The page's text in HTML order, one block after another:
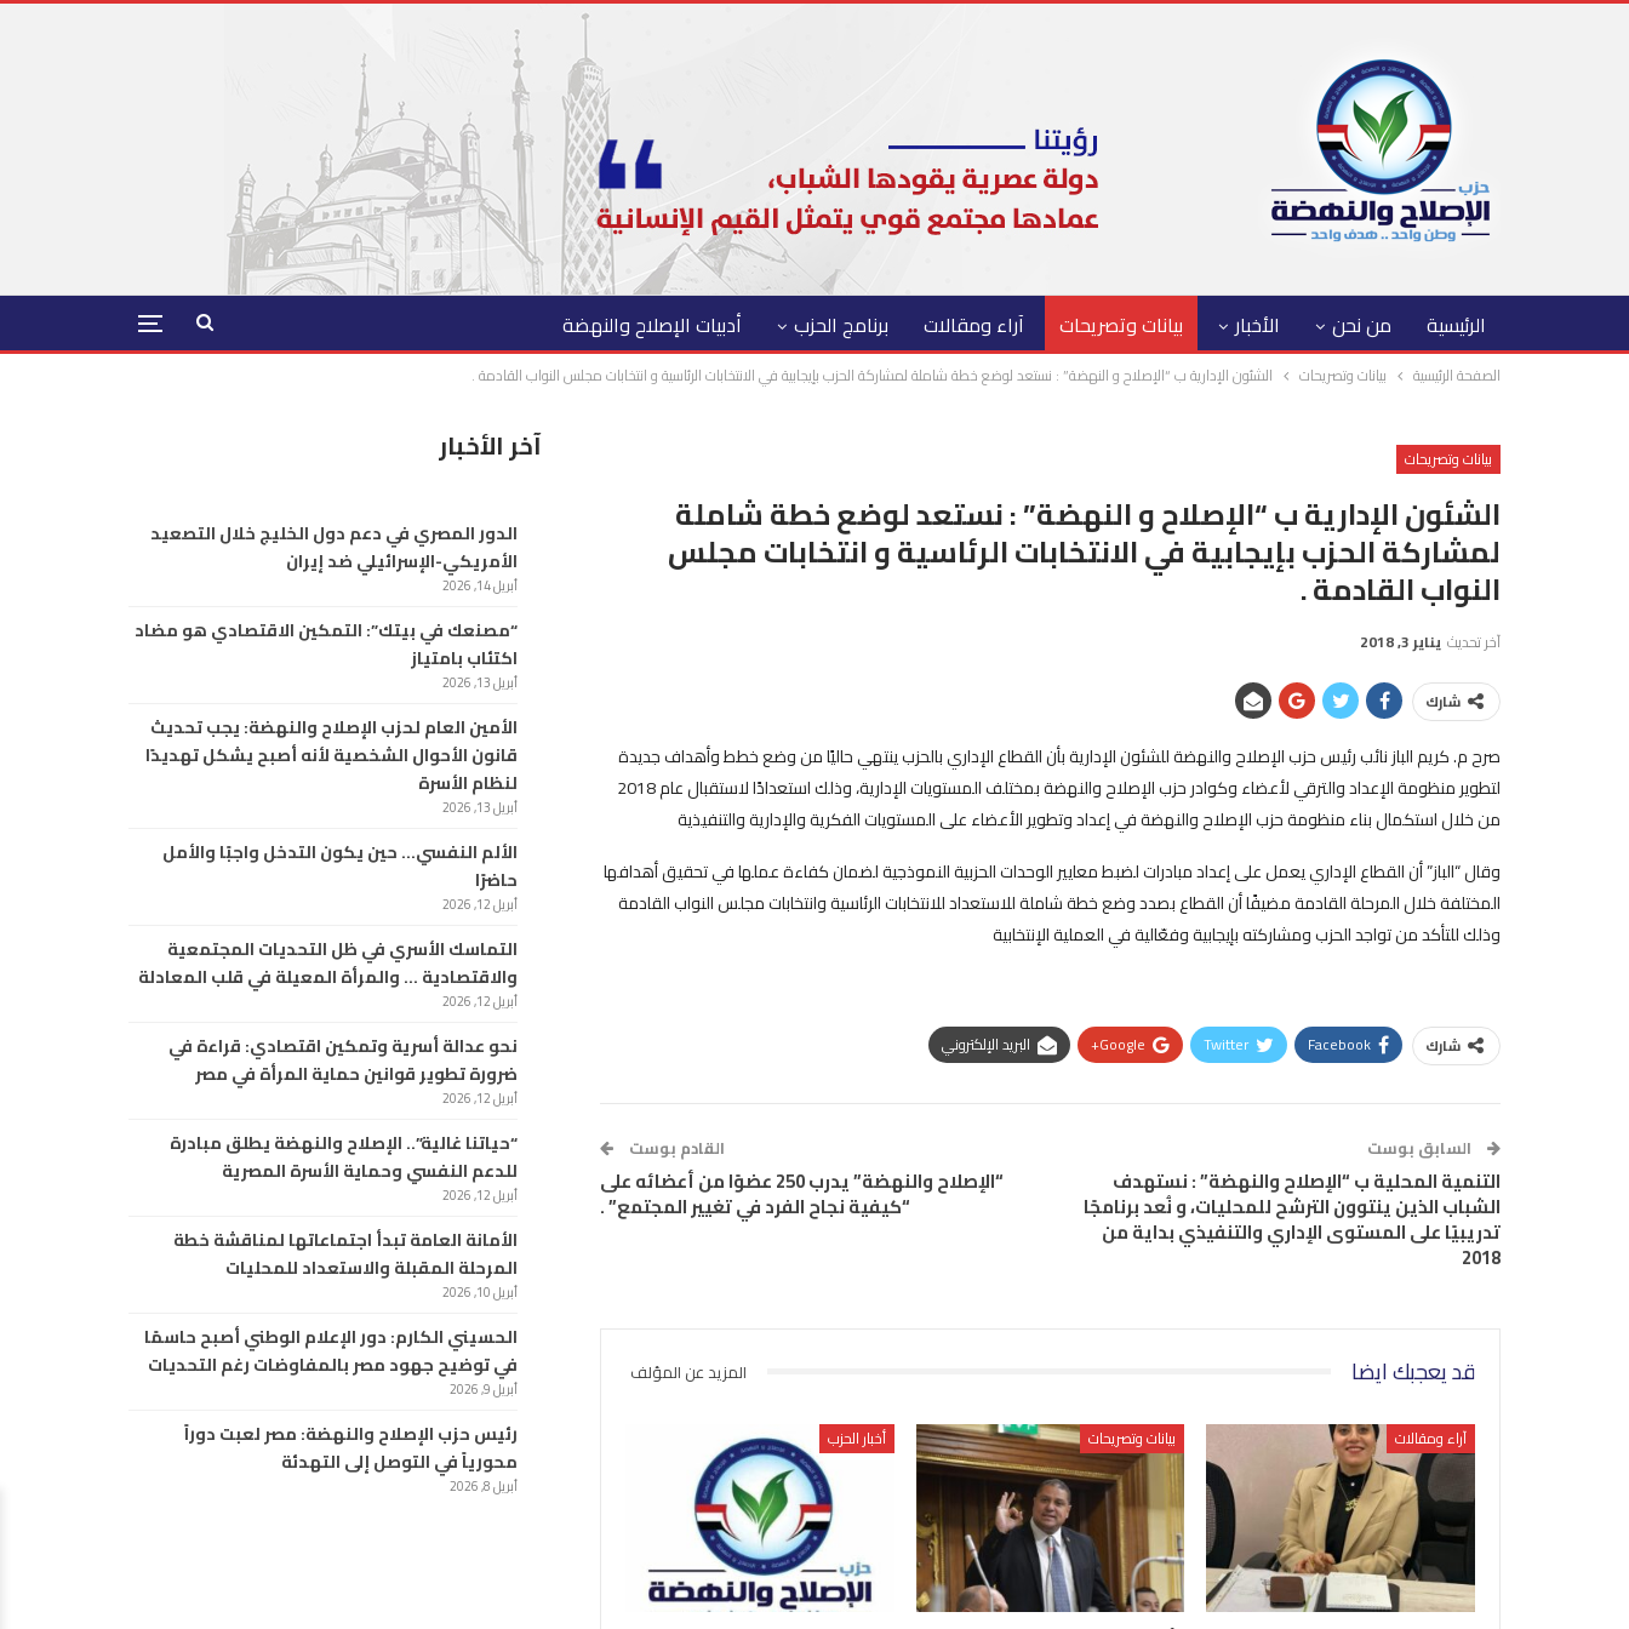
الرئيسية من نحن الأخبار بيانات وتصريحات آراء ومقالات برنامج الحزب أدبيات الإصلاح والنهضة
الصفحة الرئيسية بيانات وتصريحات الشئون الإدارية ب “الإصلاح و النهضة” : نستعد لوضع خطة شاملة لمشاركة الحزب بإيجابية في الانتخابات الرئاسية و انتخابات مجلس النواب القادمة .
بيانات وتصريحات
الشئون الإدارية ب “الإصلاح و النهضة” : نستعد لوضع خطة شاملة
لمشاركة الحزب بإيجابية في الانتخابات الرئاسية و انتخابات مجلس
النواب القادمة .
آخر تحديث يناير 3, 2018
شارك
صرح م. كريم الباز نائب رئيس حزب الإصلاح والنهضة للشئون الإدارية بأن القطاع الإداري بالحزب ينتهي حاليًا من وضع خطط وأهداف جديدة
لتطوير منظومة الإعداد والترقي لأعضاء وكوادر حزب الإصلاح والنهضة بمختلف المستويات الإدارية، وذلك استعدادًا لاستقبال عام 2018
من خلال استكمال بناء منظومة حزب الإصلاح والنهضة في إعداد وتطوير الأعضاء على المستويات الفكرية والإدارية والتنفيذية
وقال “الباز” أن القطاع الإداري يعمل على إعداد مبادرات لضبط معايير الوحدات الحزبية النموذجية لضمان كفاءة عملها في تحقيق أهدافها
المختلفة خلال المرحلة القادمة مضيفًا أن القطاع بصدد وضع خطة شاملة للاستعداد للانتخابات الرئاسية وانتخابات مجلس النواب القادمة
وذلك للتأكد من تواجد الحزب ومشاركته بإيجابية وفعّالية في العملية الإنتخابية
شارك Facebook
Twitter
Google+ البريد الإلكتروني
السابق بوست
التنمية المحلية ب “الإصلاح والنهضة” : نستهدف
الشباب الذين ينتوون الترشح للمحليات، و نُعد برنامجًا
تدريبيًا على المستوى الإداري والتنفيذي بداية من
2018
القادم بوست
“الإصلاح والنهضة” يدرب 250 عضوًا من أعضائه على
“كيفية نجاح الفرد في تغيير المجتمع” .
قد يعجبك ايضا المزيد عن المؤلف
آراء ومقالات بيانات وتصريحات أخبار الحزب
آخر الأخبار
الدور المصري في دعم دول الخليج خلال التصعيد
الأمريكي-الإسرائيلي ضد إيران
أبريل 14, 2026
“مصنعك في بيتك”: التمكين الاقتصادي هو مضاد
اكتئاب بامتياز
أبريل 13, 2026
الأمين العام لحزب الإصلاح والنهضة: يجب تحديث
قانون الأحوال الشخصية لأنه أصبح يشكل تهديدًا
لنظام الأسرة
أبريل 13, 2026
الألم النفسي… حين يكون التدخل واجبًا والأمل
حاضرًا
أبريل 12, 2026
التماسك الأسري في ظل التحديات المجتمعية
والاقتصادية … والمرأة المعيلة في قلب المعادلة
أبريل 12, 2026
نحو عدالة أسرية وتمكين اقتصادي: قراءة في
ضرورة تطوير قوانين حماية المرأة في مصر
أبريل 12, 2026
“حياتنا غالية”.. الإصلاح والنهضة يطلق مبادرة
للدعم النفسي وحماية الأسرة المصرية
أبريل 12, 2026
الأمانة العامة تبدأ اجتماعاتها لمناقشة خطة
المرحلة المقبلة والاستعداد للمحليات
أبريل 10, 2026
الحسيني الكارم: دور الإعلام الوطني أصبح حاسمًا
في توضيح جهود مصر بالمفاوضات رغم التحديات
أبريل 9, 2026
رئيس حزب الإصلاح والنهضة: مصر لعبت دوراً
محورياً في التوصل إلى التهدئة
أبريل 8, 2026